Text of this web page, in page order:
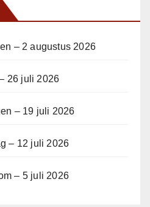
– 2 augustus 2026
26 juli 2026
– 19 juli 2026
– 12 juli 2026
– 5 juli 2026